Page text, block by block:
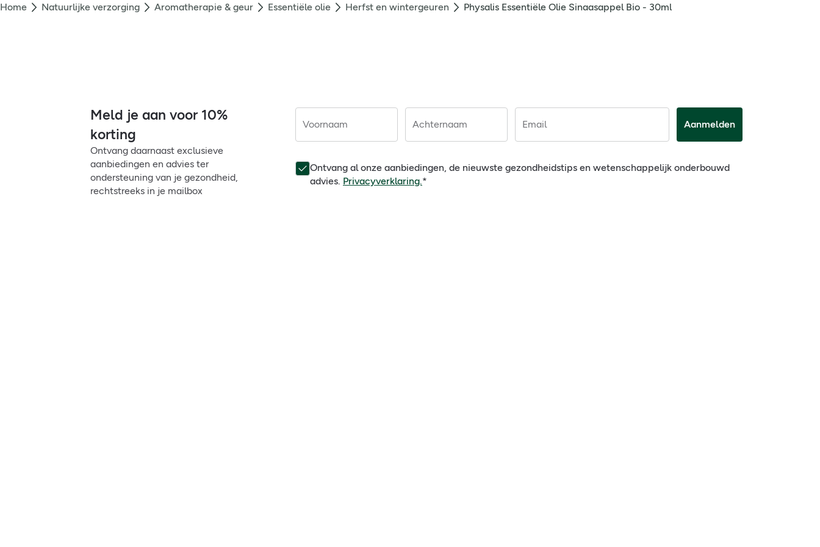
Home Natuurlijke verzorging Aromatherapie & geur Essentiële olie Herfst en wintergeuren Physalis Essentiële Olie Sinaasappel Bio - 30ml
Meld je aan voor 10%
korting
Ontvang daarnaast exclusieve
aanbiedingen en advies ter
ondersteuning van je gezondheid,
rechtstreeks in je mailbox
Voornaam Achternaam Email Aanmelden
Ontvang al onze aanbiedingen, de nieuwste gezondheidstips en wetenschappelijk onderbouwd
advies. Privacyverklaring.*